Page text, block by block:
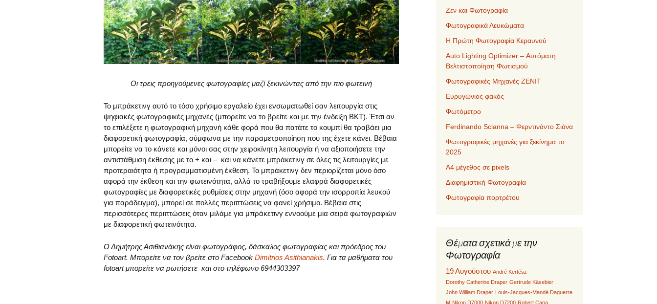
Οι τρεις προηγούμενες φωτογραφίες μαζί ξεκινώντας από την πιο φωτεινή
Το μπράκετινγ αυτό το τόσο χρήσιμο εργαλείο έχει ενσωματωθεί σαν λειτουργία στις
ψηφιακές φωτογραφικές μηχανές (μπορείτε να το βρείτε και με την ένδειξη BKT). Έτσι αν
το επιλέξετε η φωτογραφική μηχανή κάθε φορά που θα πατάτε το κουμπί θα τραβάει μια
διαφορετική φωτογραφία, σύμφωνα με την παραμετροποίηση που της έχετε κάνει. Βέβαια
μπορείτε να το κάνετε και μόνοι σας στην χειροκίνητη λειτουργία ή να αξιοποιήσετε την
αντιστάθμιση έκθεσης με το + και – και να κάνετε μπράκετινγ σε όλες τις λειτουργίες με
προτεραιότητα ή προγραμματισμένη έκθεση. Το μπράκετινγ δεν περιορίζεται μόνο όσο
αφορά την έκθεση και την φωτεινότητα, αλλά το τραβήξουμε ελαφρά διαφορετικές
φωτογραφίες με διαφορετικές ρυθμίσεις στην μηχανή (όσο αφορά την ισορροπία λευκού
για παράδειγμα), μπορεί σε πολλές περιπτώσεις να φανεί χρήσιμο. Βέβαια στις
περισσότερες περιπτώσεις όταν μιλάμε για μπράκετινγ εννοούμε μια σειρά φωτογραφιών
με διαφορετική φωτεινότητα.
Ο Δημήτρης Ασιθιανάκης είναι φωτογράφος, δάσκαλος φωτογραφίας και πρόεδρος του
Fotoart. Μπορείτε να τον βρείτε στο Facebook Dimitrios Asithianakis. Για τα μαθήματα του
fotoart μπορείτε να ρωτήσετε και στο τηλέφωνο 6944303397
Ζεν και Φωτογραφία
Φωτογραφικά Λευκώματα
Η Πρώτη Φωτογραφία Κεραυνού
Auto Lighting Optimizer – Αυτόματη
Βελτιστοποίηση Φωτισμού
Φωτογραφικές Μηχανές ZENIT
Ευρυγώνιος φακός
Φωτόμετρο
Ferdinando Scianna – Φερντινάντο Σιάνα
Φωτογραφικές μηχανές για ξεκίνημα το
2025
Α4 μέγεθος σε pixels
Διαφημιστική Φωτογραφία
Φωτογραφία πορτρέτου
Θέματα σχετικά με την
Φωτογραφία
19 Αυγούστου André Kertész
Dorothy Catherine Draper Gertrude Käsebier
John William Draper Louis-Jacques-Mandé Daguerre
M Nikon D7000 Nikon D7200 Robert Capa